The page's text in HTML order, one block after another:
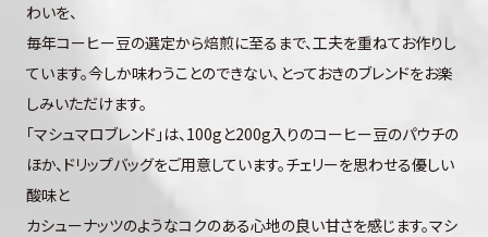
わいを、
毎年コーヒー豆の選定から焙煎に至るまで、工夫を重ねてお作りし
ています。今しか味わうことのできない、とっておきのブレンドをお楽
しみいただけます。
「マシュマロブレンド」は、100gと200g入りのコーヒー豆のパウチの
ほか、ドリップバッグをご用意しています。チェリーを思わせる優しい
酸味と
カシューナッツのようなコクのある心地の良い甘さを感じます。マシ